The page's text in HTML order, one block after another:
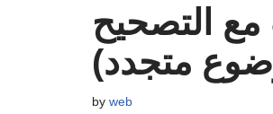
التصحيح
متجدد)
by web